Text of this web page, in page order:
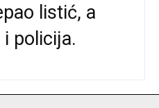
listić, a
policija.